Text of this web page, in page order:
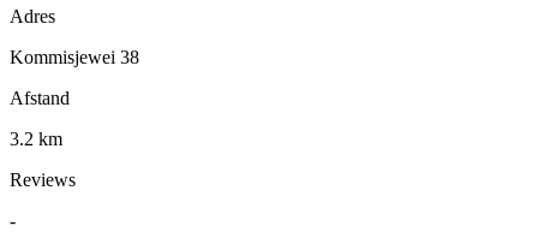
Adres
Kommisjewei 38
Afstand
3.2 km
Reviews
-